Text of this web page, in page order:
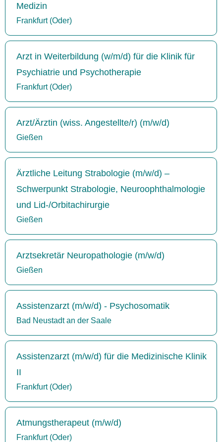
Medizin
Frankfurt (Oder)
Arzt in Weiterbildung (w/m/d) für die Klinik für
Psychiatrie und Psychotherapie
Frankfurt (Oder)
Arzt/Ärztin (wiss. Angestellte/r) (m/w/d)
Gießen
Ärztliche Leitung Strabologie (m/w/d) –
Schwerpunkt Strabologie, Neuroophthalmologie
und Lid-/Orbitachirurgie
Gießen
Arztsekretär Neuropathologie (m/w/d)
Gießen
Assistenzarzt (m/w/d) - Psychosomatik
Bad Neustadt an der Saale
Assistenzarzt (m/w/d) für die Medizinische Klinik
II
Frankfurt (Oder)
Atmungstherapeut (m/w/d)
Frankfurt (Oder)